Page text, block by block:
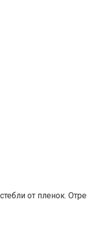
от пленок.